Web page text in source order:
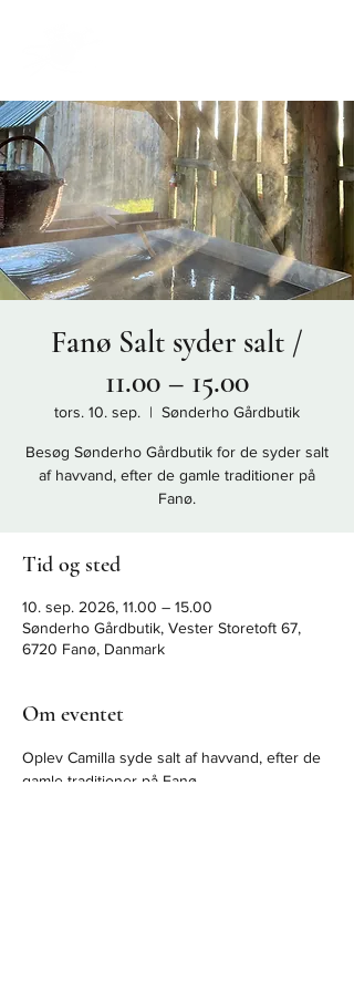
Fanø Salt syder salt /
11.00 – 15.00
tors. 10. sep.
  |
Sønderho Gårdbutik
Besøg Sønderho Gårdbutik for de syder salt
af havvand, efter de gamle traditioner på
Fanø.
Tid og sted
10. sep. 2026, 11.00 – 15.00
Sønderho Gårdbutik, Vester Storetoft 67,
6720 Fanø, Danmark
Om eventet
Oplev Camilla syde salt af havvand, efter de
gamle traditioner på Fanø.